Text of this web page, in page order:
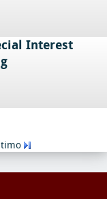
Interest